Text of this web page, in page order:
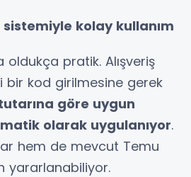
kolay kullanım
oldukça pratik. Alışveriş
bir kod girilmesine gerek
göre uygun
olarak uygulanıyor.
hem de mevcut Temu
yararlanabiliyor.